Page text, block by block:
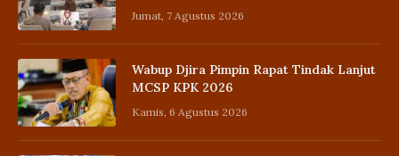
Jumat, 7 Agustus 2026
Wabup Djira Pimpin Rapat Tindak Lanjut
MCSP KPK 2026
Kamis, 6 Agustus 2026